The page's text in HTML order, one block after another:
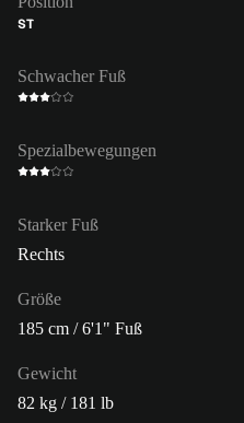
ST
Schwacher Fuß
Spezialbewegungen
Starker Fuß
Rechts
Größe
185 cm / 6'1" Fuß
Gewicht
82 kg / 181 lb